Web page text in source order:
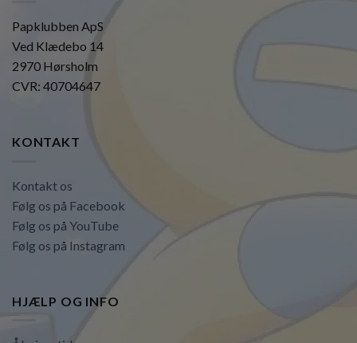
Papklubben ApS
Ved Klædebo 14
2970 Hørsholm
CVR: 40704647
KONTAKT
Kontakt os
Følg os på Facebook
Følg os på YouTube
Følg os på Instagram
HJÆLP OG INFO